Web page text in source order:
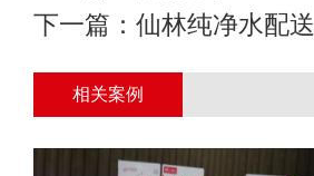
下一篇： 仙林纯净水配送
相关案例